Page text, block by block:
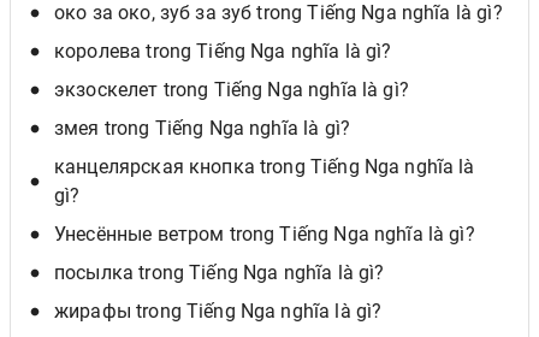
око за око, зуб за зуб trong Tiếng Nga nghĩa là gì?
королева trong Tiếng Nga nghĩa là gì?
экзоскелет trong Tiếng Nga nghĩa là gì?
змея trong Tiếng Nga nghĩa là gì?
канцелярская кнопка trong Tiếng Nga nghĩa là
gì?
Унесённые ветром trong Tiếng Nga nghĩa là gì?
посылка trong Tiếng Nga nghĩa là gì?
жирафы trong Tiếng Nga nghĩa là gì?